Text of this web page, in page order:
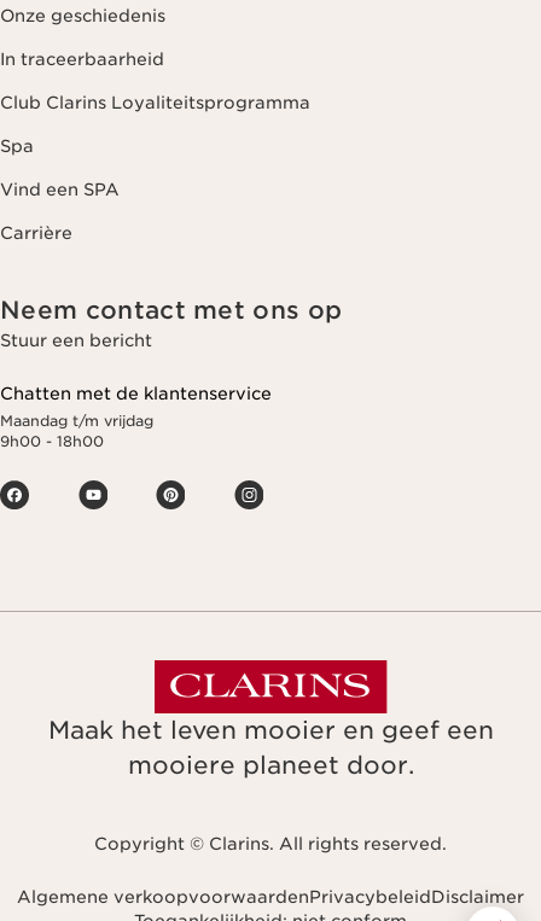
Onze geschiedenis
In traceerbaarheid
Club Clarins Loyaliteitsprogramma
Spa
Vind een SPA
Carrière
Neem contact met ons op
Stuur een bericht
Chatten met de klantenservice
Maandag t/m vrijdag
9h00 - 18h00
Maak het leven mooier en geef een
mooiere planeet door.
Copyright © Clarins. All rights reserved.
Algemene verkoopvoorwaardenPrivacybeleidDisclaimer